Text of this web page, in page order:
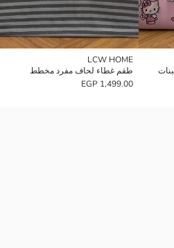
LCW HOME
طقم غطاء لحاف مفرد مخطط
1,499.00 EGP